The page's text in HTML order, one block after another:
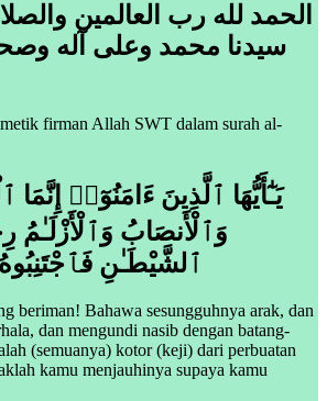
الحمد لله رب العالمين
سيدنا محمد وعلى آله
firman Allah SWT dalam surah al-
يَـٰٓأَيُّهَا ٱلَّذِينَ ءَامَنُوٓا۟
وَٱلْأَنصَابُ
ٱلشَّيْطَـٰنِ
beriman! Bahawa sesungguhnya arak, dan
dan mengundi nasib dengan batang-
(semuanya) kotor (keji) dari perbuatan
kamu menjauhinya supaya kamu